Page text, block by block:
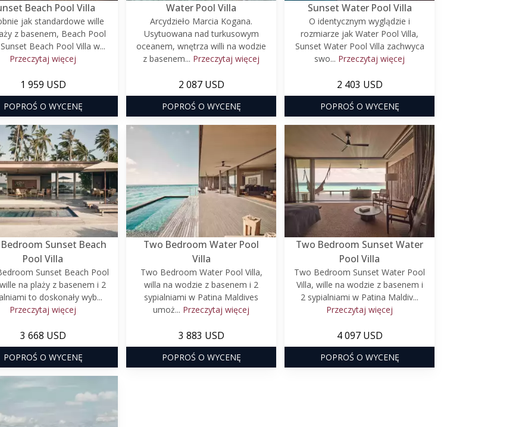
Beach Pool Villa
jak standardowe wille
z basenem, Beach Pool
Beach Pool Villa w...
Przeczytaj więcej
1 959 USD
POPROŚ O WYCENĘ
Water Pool Villa
Arcydzieło Marcia Kogana.
Usytuowana nad turkusowym
oceanem, wnętrza willi na wodzie
z basenem... Przeczytaj więcej
2 087 USD
POPROŚ O WYCENĘ
Sunset Water Pool Villa
O identycznym wyglądzie i
rozmiarze jak Water Pool Villa,
Sunset Water Pool Villa zachwyca
swo... Przeczytaj więcej
2 403 USD
POPROŚ O WYCENĘ
Sunset Beach
Pool Villa
Sunset Beach Pool
na plaży z basenem i 2
to doskonały wyb...
Przeczytaj więcej
3 668 USD
POPROŚ O WYCENĘ
Two Bedroom Water Pool
Villa
Two Bedroom Water Pool Villa,
willa na wodzie z basenem i 2
sypialniami w Patina Maldives
umoż... Przeczytaj więcej
3 883 USD
POPROŚ O WYCENĘ
Two Bedroom Sunset Water
Pool Villa
Two Bedroom Sunset Water Pool
Villa, wille na wodzie z basenem i
2 sypialniami w Patina Maldiv...
Przeczytaj więcej
4 097 USD
POPROŚ O WYCENĘ